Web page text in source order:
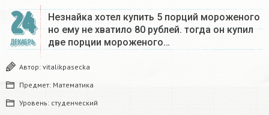
24
ДЕКАБРЬ
Незнайка хотел купить 5 порций мороженого
но ему не хватило 80 рублей. тогда он купил
две порции мороженого…
Автор: vitalikpasecka
Предмет: Математика
Уровень: студенческий